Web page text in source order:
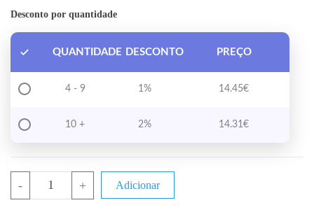
Desconto por quantidade
QUANTIDADE DESCONTO PREÇO
4 - 9 1% 14.45€
10 + 2% 14.31 €
- + Adicionar